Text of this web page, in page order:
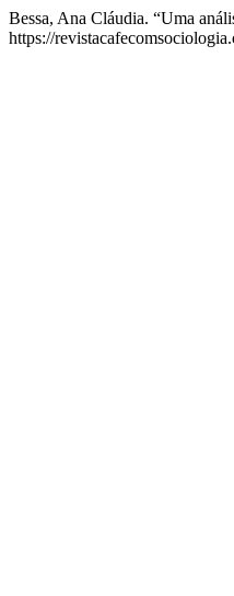
Bessa, Ana Cláudia. “Uma
https://